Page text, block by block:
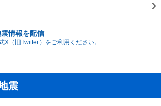
情報を配信
X（旧Twitter）をご利用ください。
震